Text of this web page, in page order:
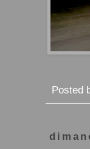
Posted